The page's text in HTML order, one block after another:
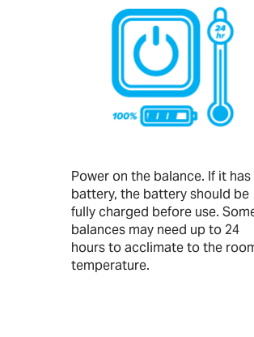
Power on the balance. If it has
battery, the battery should be
fully charged before use.
balances may need up to 24
hours to acclimate to the
temperature.